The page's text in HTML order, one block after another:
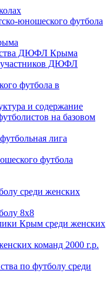
юношеского футбола
ДЮФЛ Крыма
ДЮФЛ
футбола в
и содержание
на базовом
лига
футбола
среди женских
8х8
Крым среди женских
команд 2000 г.р.
по футболу среди